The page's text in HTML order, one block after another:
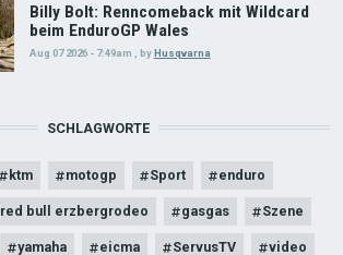
Billy Bolt: Renncomeback mit Wildcard
beim EnduroGP Wales
Aug 07 2026 - 7:49am byHusqvarna
SCHLAGWORTE
ktm motogp Sport enduro
red bull erzbergrodeo gasgas Szene
yamaha eicma ServusTV video